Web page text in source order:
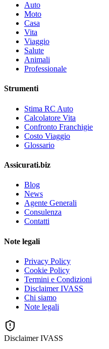
Auto
Moto
Casa
Vita
Viaggio
Salute
Animali
Professionale
Strumenti
Stima RC Auto
Calcolatore Vita
Confronto Franchigie
Costo Viaggio
Glossario
Assicurati.biz
Blog
News
Agente Generali
Consulenza
Contatti
Note legali
Privacy Policy
Cookie Policy
Termini e Condizioni
Disclaimer IVASS
Chi siamo
Note legali
Disclaimer IVASS